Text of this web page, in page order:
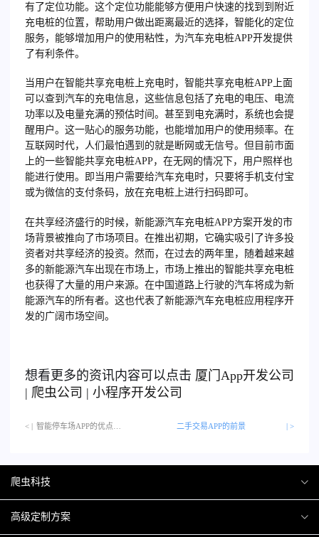
有了定位功能。这个定位功能能够方便用户快速的找到到附近
充电桩的位置，帮助用户做出距离最近的选择，智能化的定位
服务，能够增加用户的使用粘性，为汽车充电桩APP开发提供
了有利条件。
当用户在智能共享充电桩上充电时，智能共享充电桩APP上面
可以查到汽车的充电信息，这些信息包括了充电的电压、电流
功率以及电量充满的预估时间。甚至到电充满时，系统也会提
醒用户。这一贴心的服务功能，也能增加用户的使用频率。 在
互联网时代，人们最怕遇到的就是断网或无信号。但目前市面
上的一些智能共享充电桩APP，在无网的情况下，用户照样也
能进行使用。即当用户需要给汽车充电时，只要将手机支付宝
或为微信的支付条码，放在充电桩上进行扫码即可。
在共享经济盛行的时候，新能源汽车充电桩APP方案开发的市
场背景被推向了市场项目。在推出初期，它确实吸引了许多投
资者对共享经济的投资。然而，在过去的两年里，随着越来越
多的新能源汽车出现在市场上，市场上推出的智能共享充电桩
也获得了大量的用户来源。在中国道路上行驶的汽车将成为新
能源汽车的所有者。这也代表了新能源汽车充电桩应用程序开
发的广阔市场空间。
想看更多的资讯内容可以点击 厦门 App开发公司
| 爬虫公司 | 小程序开发公司
< | 智能停车场APP的优点… 二手交易APP的前景 | >
爬虫科技
爬虫案例
高级定制方案